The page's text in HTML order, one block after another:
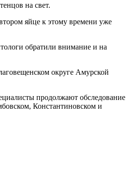
на свет.
яйце к этому времени уже
обратили внимание и на
округе Амурской
продолжают обследование
Константиновском и